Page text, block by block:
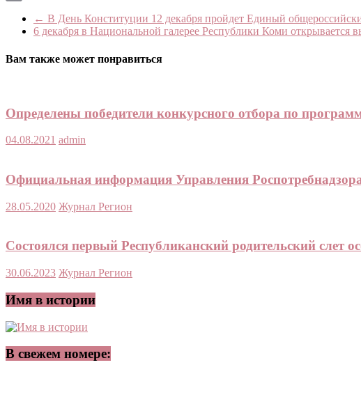
← В День Конституции 12 декабря пройдет Единый
6 декабря в Национальной галерее Республики Коми открывается
Вам также может понравиться
Определены победители конкурсного отбора по
04.08.2021 admin
Официальная информация Управления
28.05.2020 Журнал Регион
Состоялся первый Республиканский родительский слет
30.06.2023 Журнал Регион
Имя в истории
В свежем номере: